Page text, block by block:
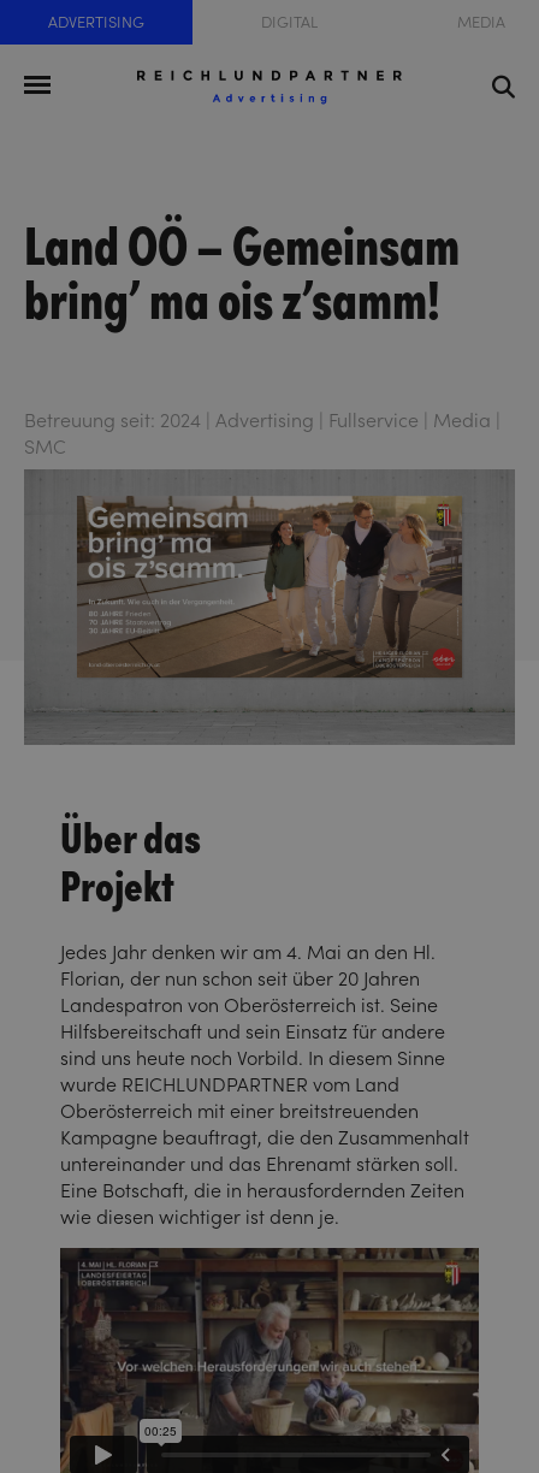
ADVERTISING DIGITAL MEDIA
Land OÖ – Gemeinsam
bring’ ma ois z’samm!
Betreuung seit: 2024 | Advertising | Fullservice | Media |
SMC
Über das
Projekt
Jedes Jahr denken wir am 4. Mai an den Hl.
Florian, der nun schon seit über 20 Jahren
Landespatron von Oberösterreich ist. Seine
Hilfsbereitschaft und sein Einsatz für andere
sind uns heute noch Vorbild. In diesem Sinne
wurde REICHLUNDPARTNER vom Land
Oberösterreich mit einer breitstreuenden
Kampagne beauftragt, die den Zusammenhalt
untereinander und das Ehrenamt stärken soll.
Eine Botschaft, die in herausfordernden Zeiten
wie diesen wichtiger ist denn je.